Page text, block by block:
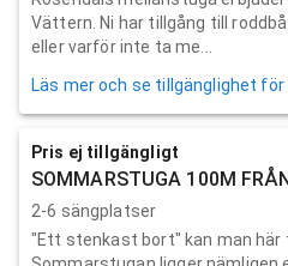
Vättern. Ni har tillgång till
eller varför inte ta me...
Läs mer och se tillgänglighet
Pris ej tillgängligt
SOMMARSTUGA 100M
2-6 sängplatser
"Ett stenkast bort" kan man här